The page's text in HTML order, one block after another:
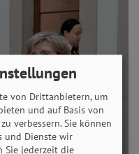
von Drittanbietern, um
und auf Basis von
verbessern. Sie können
und Dienste wir
Sie jederzeit die